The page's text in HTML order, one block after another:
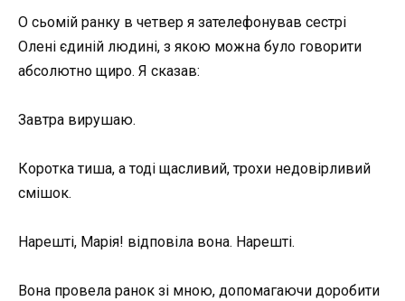
О сьомій ранку в четвер я зателефонував сестрі
Олені єдиній людині, з якою можна було говорити
абсолютно щиро. Я сказав:
Завтра вирушаю.
Коротка тиша, а тоді щасливий, трохи недовірливий
смішок.
Нарешті, Марія! відповіла вона. Нарешті.
Вона провела ранок зі мною, допомагаючи доробити